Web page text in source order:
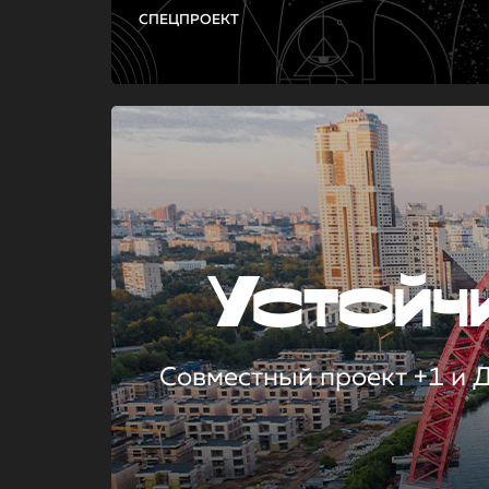
СПЕЦПРОЕКТ
Совместный проект +1 и